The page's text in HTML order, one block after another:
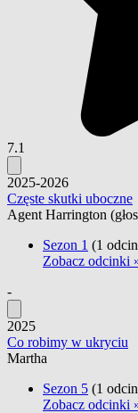
7.1
2025-2026
Częste skutki uboczne
Agent Harrington
Sezon 1 (1
Zobacz odcinki
-
2025
Co robimy w ukryciu
Martha
Sezon 5 (1
Zobacz odcinki